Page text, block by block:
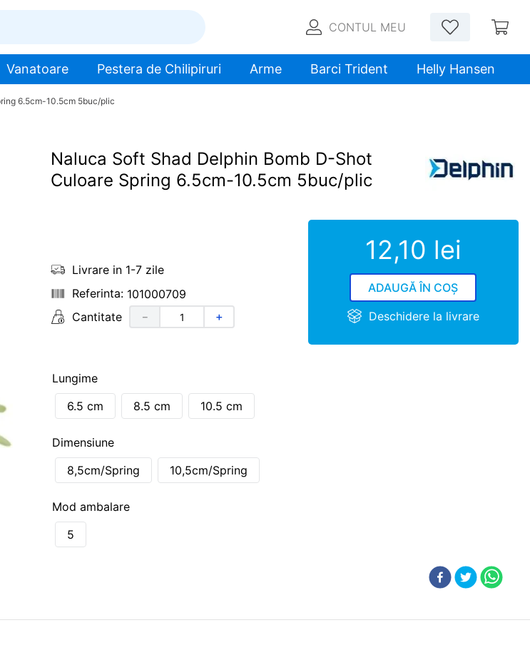
CONTUL MEU
Vanatoare Pestera de Chilipiruri Arme Barci Trident Helly Hansen
6.5cm-10.5cm 5buc/plic
Naluca Soft Shad Delphin Bomb D-Shot
Culoare Spring 6.5cm-10.5cm 5buc/plic
Livrare in 1-7 zile
101000709
Cantitate
＋
－
12,10 lei
ADAUGĂ ÎN COȘ
Deschidere la livrare
Lungime
6.5 cm
8.5 cm 10.5 cm
Dimensiune
8,5cm/Spring
10,5cm/Spring
Mod ambalare
5